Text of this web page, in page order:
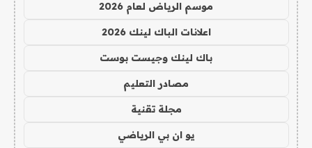
موسم الرياض لعام 2026
اعلانات الباك لينك 2026
باك لينك وجيست بوست
مصادر التعليم
مجلة تقنية
يو ان بي الرياضي